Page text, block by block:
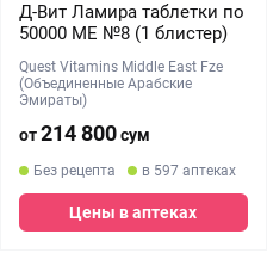
Д-Вит Ламира таблетки по
50000 МЕ №8 (1 блистер)
Quest Vitamins Middle East Fze
(Объединенные Арабские
Эмираты)
от214 800сум
Без рецепта в 597 аптеках
Цены в аптеках